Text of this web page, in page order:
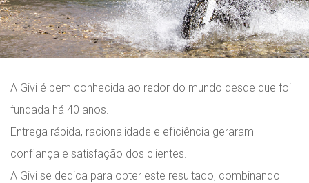
A Givi é bem conhecida ao redor do mundo desde que foi
fundada há 40 anos.
Entrega rápida, racionalidade e eficiência geraram
confiança e satisfação dos clientes.
A Givi se dedica para obter este resultado, combinando